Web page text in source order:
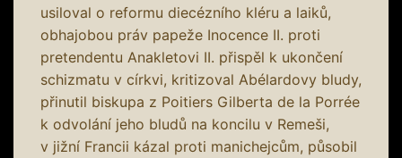
usiloval o reformu diecézního kléru a laiků,
obhajobou práv papeže Inocence II. proti
pretendentu Anakletovi II. přispěl k ukončení
schizmatu v církvi, kritizoval Abélardovy bludy,
přinutil biskupa z Poitiers Gilberta de la Porrée
k odvolání jeho bludů na koncilu v Remeši,
v jižní Francii kázal proti manichejcům, působil